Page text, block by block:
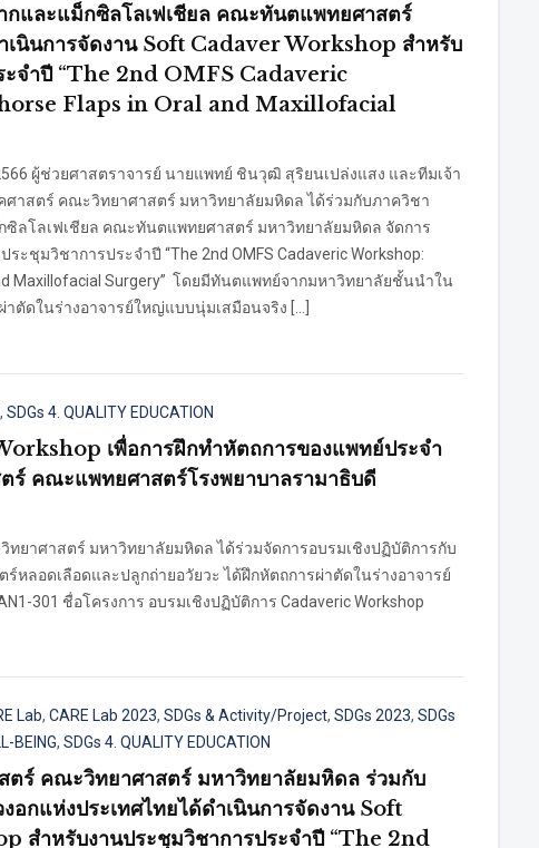
กและแม็กซิลโลเฟเชียล คณะทันตแพทยศาสตร์
เนินการจัดงาน Soft Cadaver Workshop สำหรับ
ะจำปี “The 2nd OMFS Cadaveric
Flaps in Oral and Maxillofacial
ผู้ช่วยศาสตราจารย์ นายแพทย์ ชินวุฒิ สุริยนเปล่งแสง และทีมเจ้า
าสตร์ คณะวิทยาศาสตร์ มหาวิทยาลัยมหิดล ได้ร่วมกับภาควิชา
ลโลเฟเชียล คณะทันตแพทยศาสตร์ มหาวิทยาลัยมหิดล จัดการ
ะชุมวิชาการประจำปี “The 2nd OMFS Cadaveric Workshop:
Maxillofacial Surgery” โดยมีทันตแพทย์จากมหาวิทยาลัยชั้นนำใน
าตัดในร่างอาจารย์ใหญ่แบบนุ่มเสมือนจริง […]
, SDGs 4. QUALITY EDUCATION
เพื่อการฝึกทำหัตถการของแพทย์ประจำ
ร์ คณะแพทยศาสตร์โรงพยาบาลรามาธิบดี
ยาศาสตร์ มหาวิทยาลัยมหิดล ได้ร่วมจัดการอบรมเชิงปฏิบัติการกับ
ลอดเลือดและปลูกถ่ายอวัยวะ ได้ฝึกหัตถการผ่าตัดในร่างอาจารย์
301 ชื่อโครงการ อบรมเชิงปฏิบัติการ Cadaveric Workshop
Lab,CARE Lab 2023,SDGs & Activity/Project,SDGs 2023,SDGs
BEING,SDGs 4. QUALITY EDUCATION
ตร์ คณะวิทยาศาสตร์ มหาวิทยาลัยมหิดล ร่วมกับ
อกแห่งประเทศไทยได้ดำเนินการจัดงาน Soft
สำหรับงานประชุมวิชาการประจำปี “The 2nd